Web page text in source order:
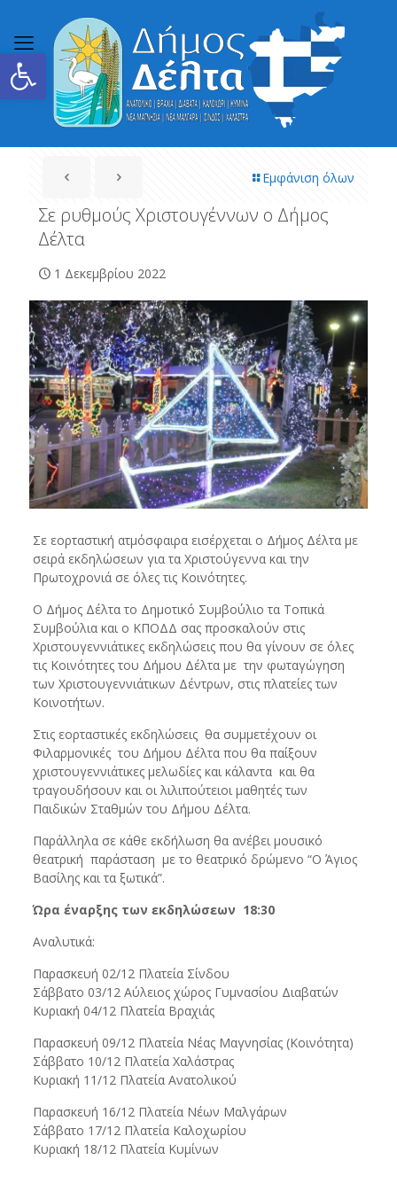
Ανοίξτε τη γραμμή εργαλείων
Εμφάνιση όλων
Σε ρυθμούς Χριστουγέννων ο Δήμος
Δέλτα
1 Δεκεμβρίου 2022
Σε εορταστική ατμόσφαιρα εισέρχεται ο Δήμος Δέλτα με
σειρά εκδηλώσεων για τα Χριστούγεννα και την
Πρωτοχρονιά σε όλες τις Κοινότητες.
Ο Δήμος Δέλτα το Δημοτικό Συμβούλιο τα Τοπικά
Συμβούλια και ο ΚΠΟΔΔ σας προσκαλούν στις
Χριστουγεννιάτικες εκδηλώσεις που θα γίνουν σε όλες
τις Κοινότητες του Δήμου Δέλτα με την φωταγώγηση
των Χριστουγεννιάτικων Δέντρων, στις πλατείες των
Κοινοτήτων.
Στις εορταστικές εκδηλώσεις θα συμμετέχουν οι
Φιλαρμονικές του Δήμου Δέλτα που θα παίξουν
χριστουγεννιάτικες μελωδίες και κάλαντα και θα
τραγουδήσουν και οι λιλιπούτειοι μαθητές των
Παιδικών Σταθμών του Δήμου Δέλτα.
Παράλληλα σε κάθε εκδήλωση θα ανέβει μουσικό
θεατρική παράσταση με το θεατρικό δρώμενο “Ο Άγιος
Βασίλης και τα ξωτικά”.
Ώρα έναρξης των εκδηλώσεων 18:30
Αναλυτικά:
Παρασκευή 02/12 Πλατεία Σίνδου
Σάββατο 03/12 Αύλειος χώρος Γυμνασίου Διαβατών
Κυριακή 04/12 Πλατεία Βραχιάς
Παρασκευή 09/12 Πλατεία Νέας Μαγνησίας (Κοινότητα)
Σάββατο 10/12 Πλατεία Χαλάστρας
Κυριακή 11/12 Πλατεία Ανατολικού
Παρασκευή 16/12 Πλατεία Νέων Μαλγάρων
Σάββατο 17/12 Πλατεία Καλοχωρίου
Κυριακή 18/12 Πλατεία Κυμίνων